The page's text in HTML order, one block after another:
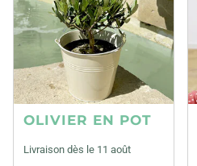
OLIVIER EN POT
Livraison dès le 11 août